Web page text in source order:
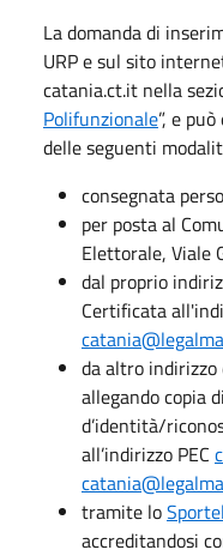
La domanda di
URP e sul sito
catania.ct.it nella
Polifunzionale”, e
delle seguenti
consegnata
per posta al
Elettorale, Viale
dal proprio
Certificata
da altro
allegando copia
d’identità/
all’indirizzo PEC
tramite lo
accreditandosi